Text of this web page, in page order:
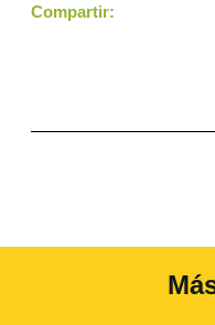
Compartir: